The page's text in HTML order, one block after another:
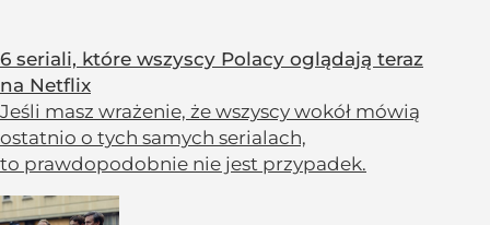
6 seriali, które wszyscy Polacy oglądają teraz
na Netflix
Jeśli masz wrażenie, że wszyscy wokół mówią
ostatnio o tych samych serialach,
to prawdopodobnie nie jest przypadek.